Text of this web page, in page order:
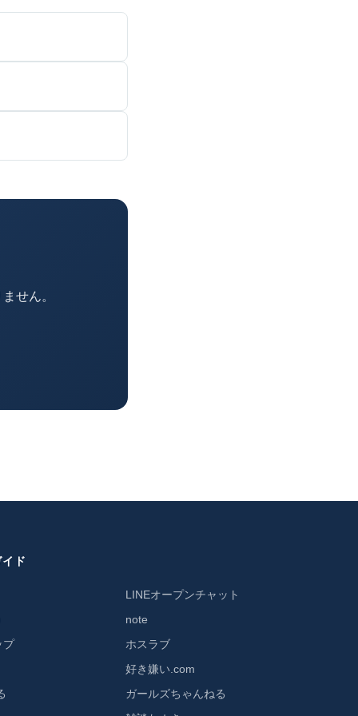
せん。
ド
プ
LINEオープンチャット
note
ホスラブ
好き嫌い.com
ガールズちゃんねる